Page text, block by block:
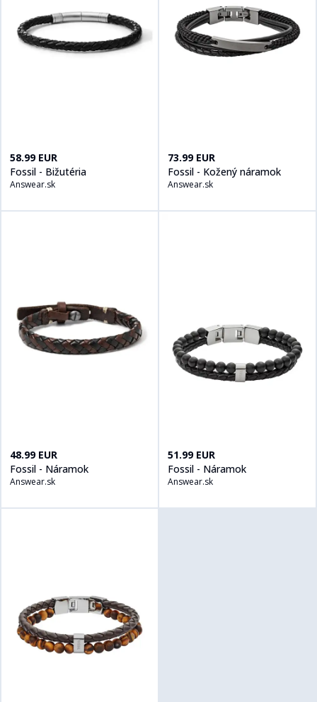
58.99 EUR
Fossil - Bižutéria
Answear.sk
Kúpiť produt Answear.sk
73.99 EUR
Fossil - Kožený náramok
Answear.sk
Kúpiť produt
48.99 EUR
Fossil - Náramok
Answear.sk
Kúpiť produt Answear.sk
51.99 EUR
Fossil - Náramok
Answear.sk
Kúpiť produt